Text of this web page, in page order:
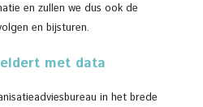
en zullen we dus ook de
en bijsturen.
met data
in het brede